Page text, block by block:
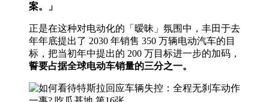
案。」
正是在这种对电动化的「暧昧」氛围中，丰田于去
年年底提出了 2030 年销售 350 万辆电动汽车的目
标，把当初年中提出的 200 万目标进一步的加码，
誓要占据全球电动车销量的三分之一。